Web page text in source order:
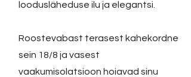
loodusläheduse ilu ja elegantsi.
Roostevabast terasest kahekordne
sein 18/8 ja vasest
vaakumisolatsioon hoiavad sinu